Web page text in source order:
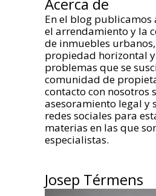
En el blog
el arrendamiento y la
de inmuebles
propiedad horizontal
problemas que se
comunidad de
contacto con nosotros
asesoramiento legal y
redes sociales para
materias en las que
especialistas.
Josep Térmens